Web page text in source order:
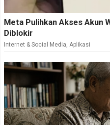
Meta Pulihkan Akses Akun
Diblokir
Internet & Social Media Aplikasi